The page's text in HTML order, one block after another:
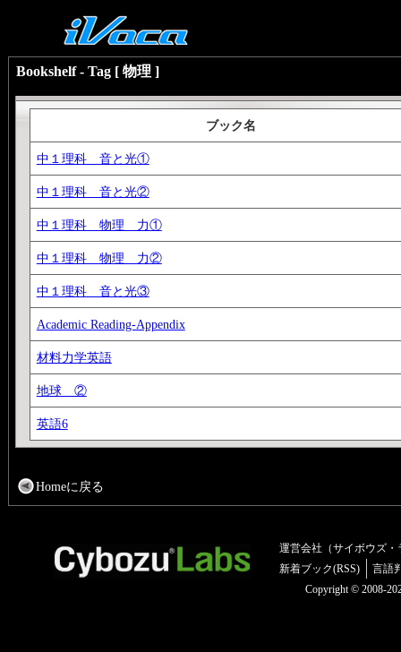
Bookshelf - Tag [ 物理 ]
ブック名
中１理科 音と光①
中１理科 音と光②
中１理科 物理 力①
中１理科 物理 力②
中１理科 音と光③
Academic Reading-Appendix
材料力学英語
地球 ②
英語6
Homeに戻る
運営会社（サイボウズ・
新着ブック(RSS)
言語
Copyright © 2008-